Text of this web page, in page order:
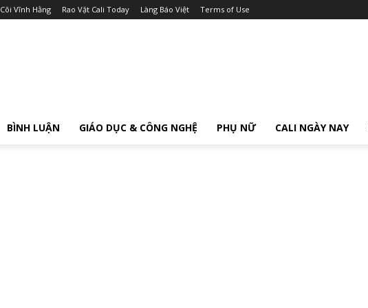
Cõi Vĩnh Hằng Rao Vặt Cali Today Làng Báo Việt Terms of Use
BÌNH LUẬN GIÁO DỤC & CÔNG NGHỆ PHỤ NỮ CALI NGÀY NAY